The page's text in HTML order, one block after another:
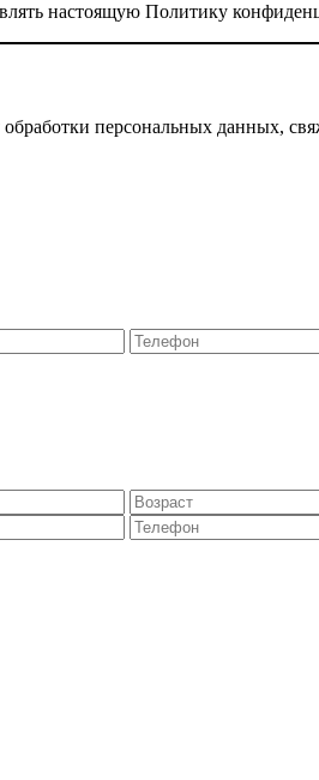
настоящую Политику
персональных данных,